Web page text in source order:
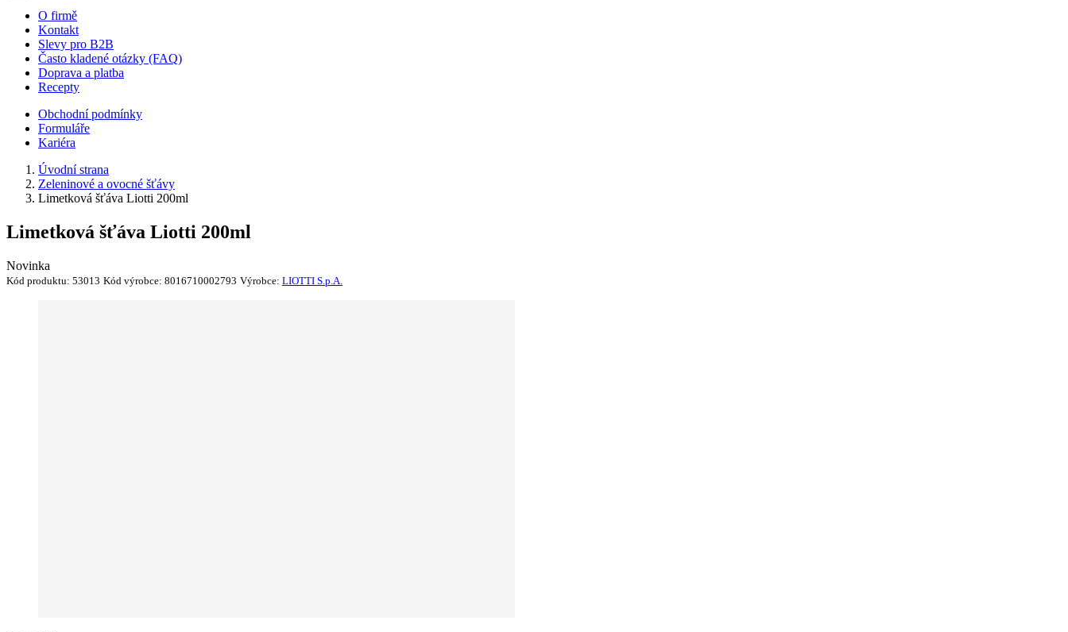
O firmě
Kontakt
Slevy pro B2B
Často kladené otázky (FAQ)
Doprava a platba
Recepty
Obchodní podmínky
Formuláře
Kariéra
Úvodní strana
Zeleninové a ovocné šťávy
Limetková šťáva Liotti 200ml
Limetková šťáva Liotti 200ml
Novinka
Kód produktu: 53013 Kód výrobce: 8016710002793 Výrobce: LIOTTI S.p.A.